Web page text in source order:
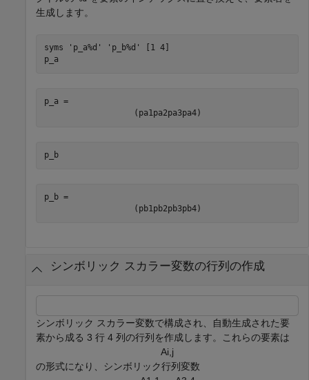
生成します。
syms 'p_a%d' 'p_b%d'
[1 4]
p_a
p_a =
( pa1pa2pa3pa4)
p_b
p_b =
( pb1pb2pb3pb4)
シンボリック スカラー変数の行列の作成
シンボリック スカラー変数で構成され、自動生成された要
素から成る 3 行 4 列の行列を作成します。これらの要素は
Ai j
の形式になり、シンボリック行列変数